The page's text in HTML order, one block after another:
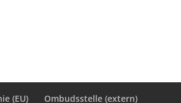
(EU) Ombudsstelle (extern)